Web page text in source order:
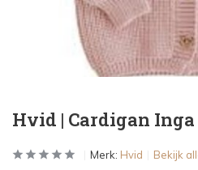
Hvid | Cardigan
Merk: Hvid Bekijk